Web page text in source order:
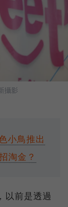
攝影
小鳥推出
淘金？
以前是透過